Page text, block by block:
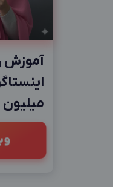
آموزش